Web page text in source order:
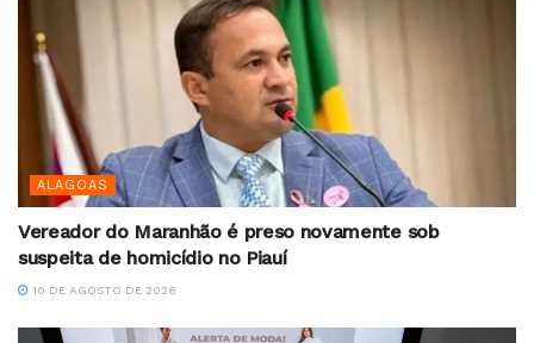
ALAGOAS
Vereador do Maranhão é preso novamente sob
suspeita de homicídio no Piauí
10 DE AGOSTO DE 2026